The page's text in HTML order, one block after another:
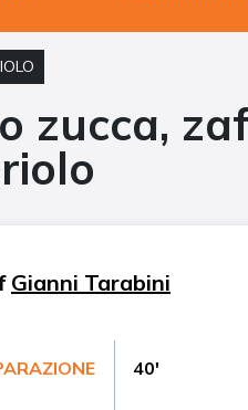
zucca,
Gianni Tarabini
40'